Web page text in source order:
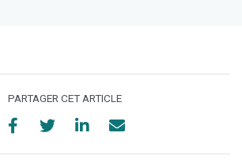
PARTAGER CET ARTICLE